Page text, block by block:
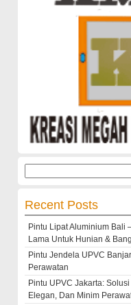
Recent Posts
Pintu Lipat Aluminium Bali
Lama Untuk Hunian &
Pintu Jendela UPVC
Perawatan
Pintu UPVC Jakarta:
Elegan, Dan Minim